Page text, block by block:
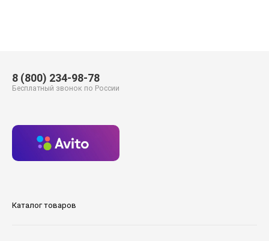
Каталог товаров
8 (800) 234-98-78
Бесплатный звонок по России